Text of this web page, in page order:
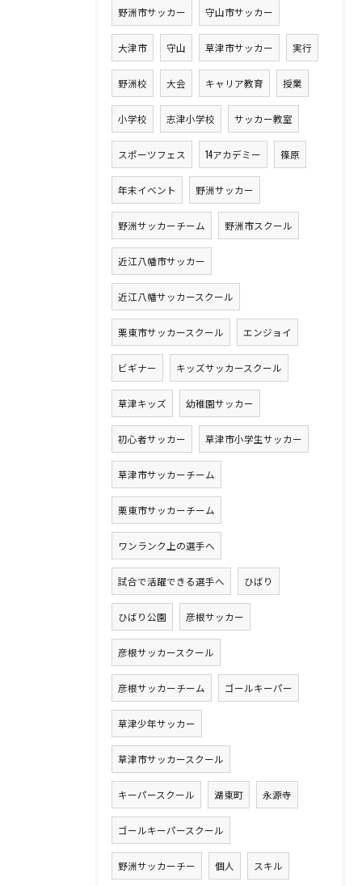
野洲市サッカー 守山市サッカー
大津市 守山 草津市サッカー 実行
野洲校 大会 キャリア教育 授業
小学校 志津小学校 サッカー教室
スポーツフェス 14アカデミー 篠原
年末イベント 野洲サッカー
野洲サッカーチーム 野洲市スクール
近江八幡市サッカー
近江八幡サッカースクール
栗東市サッカースクール エンジョイ
ビギナー キッズサッカースクール
草津キッズ 幼稚園サッカー
初心者サッカー 草津市小学生サッカー
草津市サッカーチーム
栗東市サッカーチーム
ワンランク上の選手へ
試合で活躍できる選手へ ひばり
ひばり公園 彦根サッカー
彦根サッカースクール
彦根サッカーチーム ゴールキーパー
草津少年サッカー
草津市サッカースクール
キーパースクール 湖東町 永源寺
ゴールキーパースクール
野洲サッカーチー 個人 スキル